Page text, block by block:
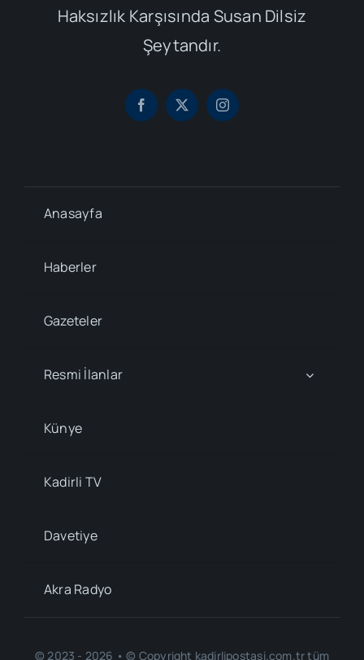
Haksızlık Karşısında Susan Dilsiz
Şeytandır.
Anasayfa
Haberler
Gazeteler
Resmi İlanlar
Künye
Kadirli TV
Davetiye
Akra Radyo
© 2023 - 2026 • © Copyright kadirlipostasi.com.tr tüm